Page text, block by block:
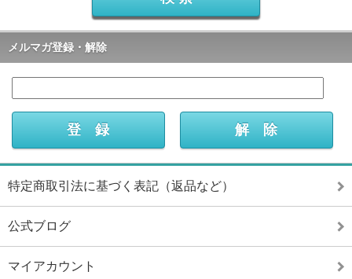
メルマガ登録・解除
特定商取引法に基づく表記（返品など）
公式ブログ
マイアカウント